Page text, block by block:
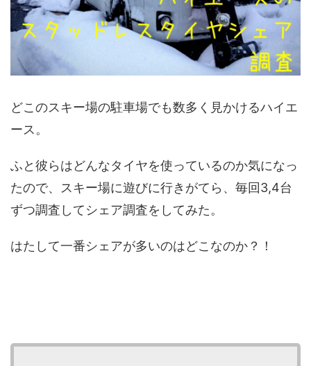
どこのスキー場の駐車場でも数多く見かけるハイエ
ース。
ふと彼らはどんなタイヤを使っているのか気になっ
たので、スキー場に遊びに行きがてら、毎回3,4台
ずつ調査してシェア調査をしてみた。
はたして一番シェアが多いのはどこなのか？！